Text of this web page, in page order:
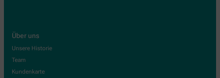
Über uns
Unsere Historie
Team
Kundenkarte